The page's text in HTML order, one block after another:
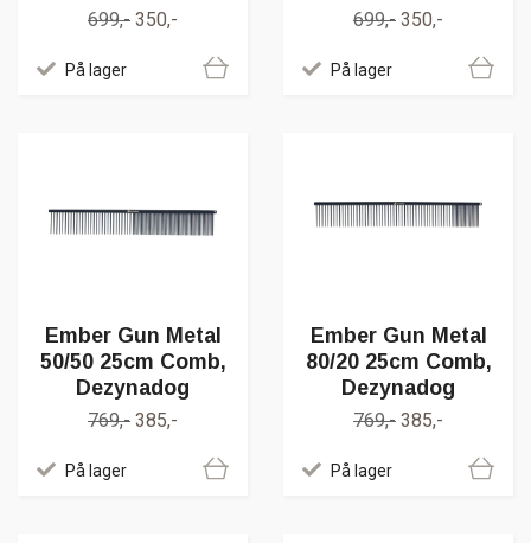
699,- 350,-
På lager
699,- 350,-
På lager
Ember Gun Metal
50/50 25cm Comb,
Dezynadog
769,- 385,-
På lager
Ember Gun Metal
80/20 25cm Comb,
Dezynadog
769,- 385,-
På lager